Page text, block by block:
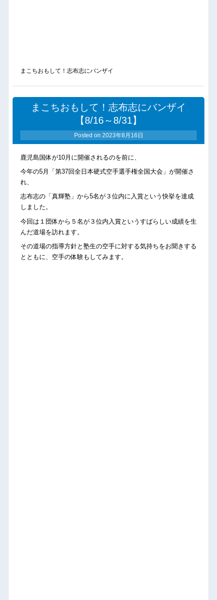
まこちおもして！志布志にバンザイ
まこちおもして！志布志にバンザイ
【8/16～8/31】
Posted on 2023年8月16日
鹿児島国体が10月に開催されるのを前に、
今年の5月「第37回全日本硬式空手選手権全国大会」が開催さ
れ、
志布志の「真輝塾」から5名が３位内に入賞という快挙を達成
しました。
今回は１団体から５名が３位内入賞というすばらしい成績を生
んだ道場を訪れます。
その道場の指導方針と塾生の空手に対する気持ちをお聞きする
とともに、空手の体験もしてみます。